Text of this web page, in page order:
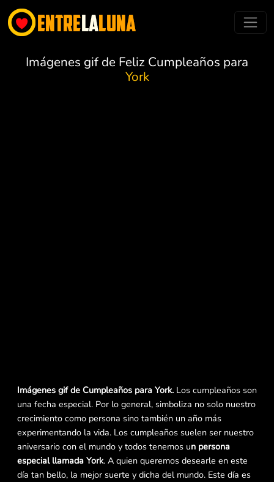
Imágenes gif de Feliz Cumpleaños para
York
Imágenes gif de Cumpleaños para York. Los cumpleaños son
una fecha especial. Por lo general, simboliza no solo nuestro
crecimiento como persona sino también un año más
experimentando la vida. Los cumpleaños suelen ser nuestro
aniversario con el mundo y todos tenemos un persona
especial llamada York. A quien queremos desearle en este
día tan bello, la mejor suerte y dicha del mundo. Este día es